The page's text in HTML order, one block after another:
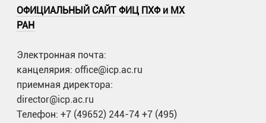
ОФИЦИАЛЬНЫЙ САЙТ ФИЦ ПХФ и МХ
РАН
Электронная почта:
канцелярия: office@icp.ac.ru
приемная директора:
director@icp.ac.ru
Телефон: +7 (49652) 244-74 +7 (495)